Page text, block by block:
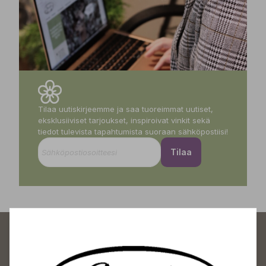
Tilaa uutiskirjeemme ja saa tuoreimmat uutiset,
eksklusiiviset tarjoukset, inspiroivat vinkit sekä
tiedot tulevista tapahtumista suoraan sähköpostiisi!
Tilaa